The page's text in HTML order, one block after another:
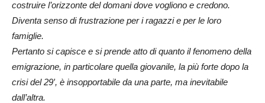
costruire l’orizzonte del domani dove vogliono e credono.
Diventa senso di frustrazione per i ragazzi e per le loro
famiglie.
Pertanto si capisce e si prende atto di quanto il fenomeno della
emigrazione, in particolare quella giovanile, la più forte dopo la
crisi del 29′, è insopportabile da una parte, ma inevitabile
dall’altra.